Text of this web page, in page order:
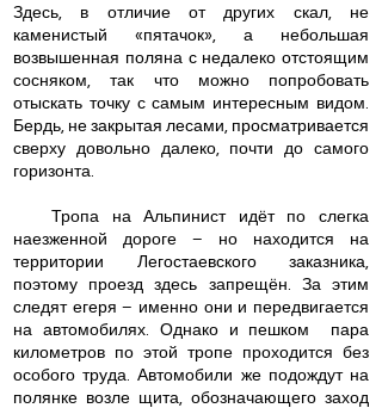
Здесь, в отличие от других скал, не
каменистый «пятачок», а небольшая
возвышенная поляна с недалеко отстоящим
сосняком, так что можно попробовать
отыскать точку с самым интересным видом.
Бердь, не закрытая лесами, просматривается
сверху довольно далеко, почти до самого
горизонта.
Тропа на Альпинист идёт по слегка
наезженной дороге – но находится на
территории Легостаевского заказника,
поэтому проезд здесь запрещён. За этим
следят егеря – именно они и передвигается
на автомобилях. Однако и пешком пара
километров по этой тропе проходится без
особого труда. Автомобили же подождут на
полянке возле щита, обозначающего заход